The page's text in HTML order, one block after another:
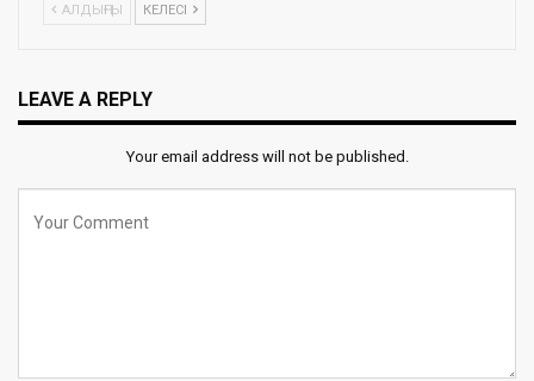
АЛДЫҢҒЫ КЕЛЕСІ
LEAVE A REPLY
Your email address will not be published.